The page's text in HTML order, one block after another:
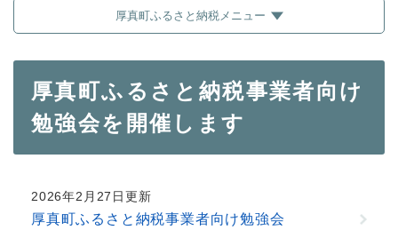
厚真町ふるさと納税メニュー
厚真町ふるさと納税事業者向け
勉強会を開催します
2026年2月27日更新
厚真町ふるさと納税事業者向け勉強会